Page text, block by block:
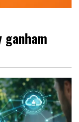
ganham